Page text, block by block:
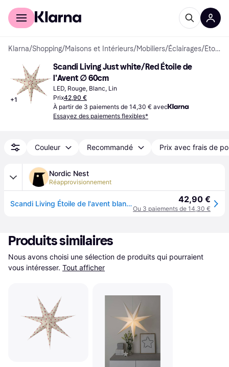
Acheter avec Klarna
Klarna/Shopping/Maisons et Intérieurs/Mobiliers/Éclairages/ Étoiles de l'Avent
+1
Scandi Living Just white/Red Étoile de
l'Avent ∅ 60cm
LED, Rouge, Blanc, Lin
Prix42,90 €
À partir de 3 paiements de 14,30 € avec
Essayez des paiements flexibles*
Couleur Recommandé Prix avec frais de
Nordic Nest
Réapprovisionnement
Scandi Living Étoile de l'avent blanche-points rouges Bare 60 cm 42,90 €
Ou 3 paiements de 14,30 €
Produits similaires
Nous avons choisi une sélection de produits qui pourraient
vous intéresser. Tout afficher